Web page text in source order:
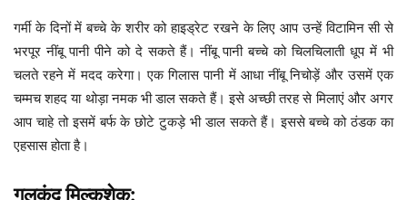
गर्मी के दिनों में बच्चे के शरीर को हाइड्रेट रखने के लिए आप उन्हें विटामिन सी से
भरपूर नींबू पानी पीने को दे सकते हैं। नींबू पानी बच्चे को चिलचिलाती धूप में भी
चलते रहने में मदद करेगा। एक गिलास पानी में आधा नींबू निचोड़ें और उसमें एक
चम्मच शहद या थोड़ा नमक भी डाल सकते हैं। इसे अच्छी तरह से मिलाएं और अगर
आप चाहे तो इसमें बर्फ के छोटे टुकड़े भी डाल सकते हैं। इससे बच्चे को ठंडक का
एहसास होता है।
गुलकंद मिल्कशेक: